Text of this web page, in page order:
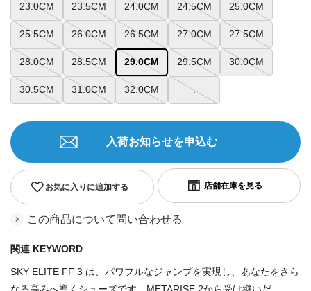
23.0CM 23.5CM 24.0CM 24.5CM 25.0CM
25.5CM 26.0CM 26.5CM 27.0CM 27.5CM
28.0CM 28.5CM 29.0CM 29.5CM 30.0CM
30.5CM 31.0CM 32.0CM .
お気に入りに追加する
入荷お知らせを申込む
この商品について問い合わせる
関連 KEYWORD
SKY ELITE FF 3 は、パワフルなジャンプを実現し、あなたをさら
なる高みへ導くシューズです。METARISE 2から受け継いだ